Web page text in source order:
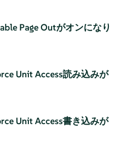
Page Outがオンになり
Unit Access読み込みが
Unit Access書き込みが